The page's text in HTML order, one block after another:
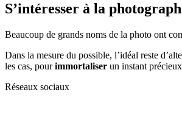
S’intéresser à la
Beaucoup de grands noms de la photo ont
Dans la mesure du possible, l’idéal reste
les cas, pourimmortaliser un instant
Réseaux sociaux